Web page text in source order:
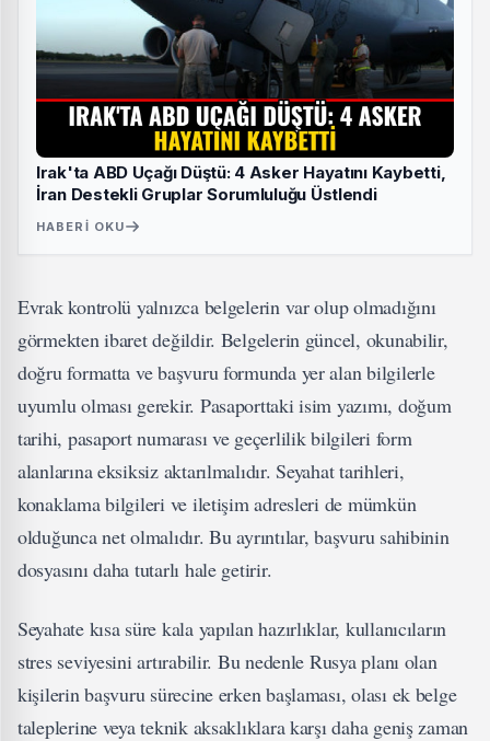
Irak'ta ABD Uçağı Düştü: 4 Asker Hayatını Kaybetti,
İran Destekli Gruplar Sorumluluğu Üstlendi
HABERI OKU
Evrak kontrolü yalnızca belgelerin var olup olmadığını
görmekten ibaret değildir. Belgelerin güncel, okunabilir,
doğru formatta ve başvuru formunda yer alan bilgilerle
uyumlu olması gerekir. Pasaporttaki isim yazımı, doğum
tarihi, pasaport numarası ve geçerlilik bilgileri form
alanlarına eksiksiz aktarılmalıdır. Seyahat tarihleri,
konaklama bilgileri ve iletişim adresleri de mümkün
olduğunca net olmalıdır. Bu ayrıntılar, başvuru sahibinin
dosyasını daha tutarlı hale getirir.
Seyahate kısa süre kala yapılan hazırlıklar, kullanıcıların
stres seviyesini artırabilir. Bu nedenle Rusya planı olan
kişilerin başvuru sürecine erken başlaması, olası ek belge
taleplerine veya teknik aksaklıklara karşı daha geniş zaman